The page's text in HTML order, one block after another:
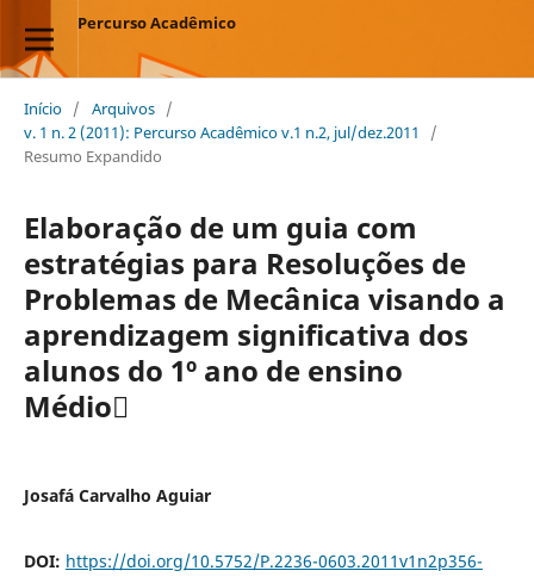
Percurso Acadêmico
Início / Arquivos /
v. 1 n. 2 (2011): Percurso Acadêmico v.1 n.2, jul/dez.2011
/
Resumo Expandido
Elaboração de um guia com
estratégias para Resoluções de
Problemas de Mecânica visando a
aprendizagem significativa dos
alunos do 1º ano de ensino
Médio
Josafá Carvalho Aguiar
DOI: https://doi.org/10.5752/P.2236-0603.2011v1n2p356-